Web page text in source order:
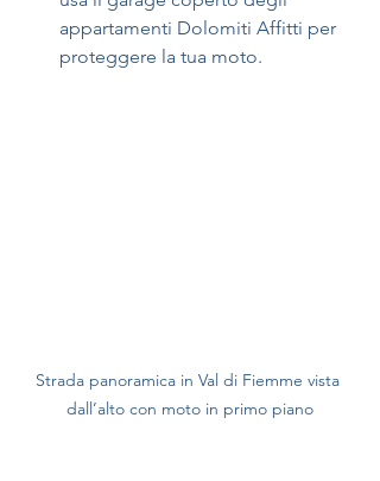
appartamenti Dolomiti Affitti per
proteggere la tua moto.
Strada panoramica in Val di Fiemme vista
dall’alto con moto in primo piano